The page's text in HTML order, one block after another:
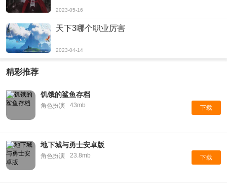
2023-05-16
天下3哪个职业厉害
2023-04-14
精彩推荐
饥饿的鲨鱼存档
角色扮演 43mb 下载
地下城与勇士安卓版
角色扮演 23.8mb 下载